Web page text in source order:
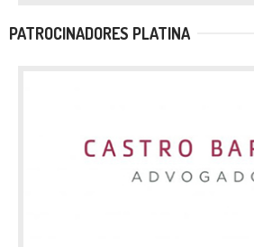
PATROCINADORES PLATINA